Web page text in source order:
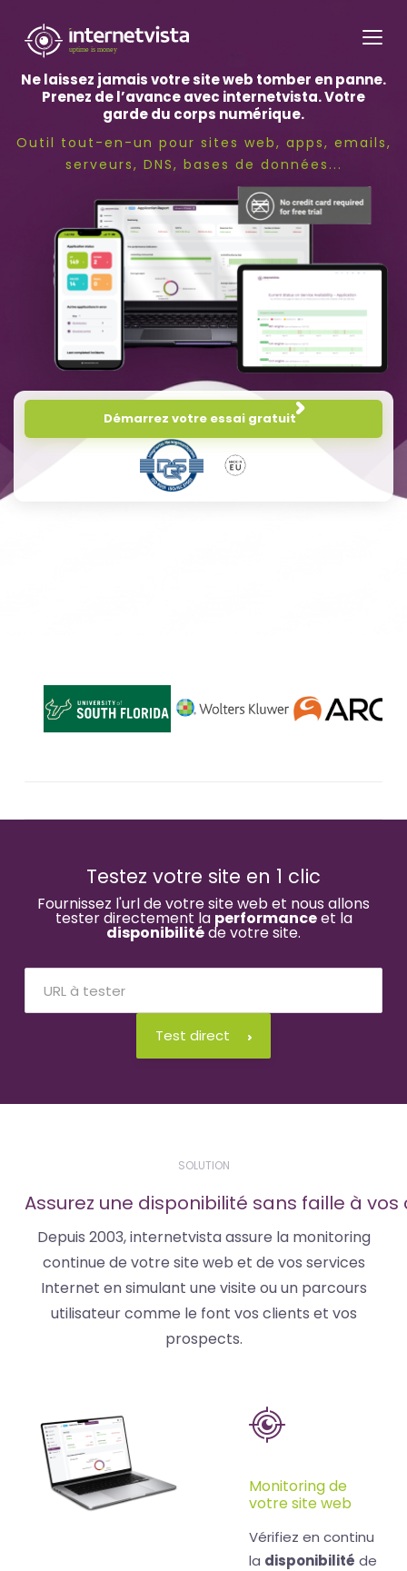
internetvista
monitoring
-
surveillance
de
services
internet-
Uptime
money
Ne laissez jamais votre site web tomber en panne.
Prenez de l’avance avec internetvista. Votre
garde du corps numérique.
Outil tout-en-un pour sites web, apps, emails,
serveurs, DNS, bases de données...
Démarrez votre essai gratuit
Testez votre site en 1 clic
Fournissez l'url de votre site web et nous allons
tester directement la performanceet la
disponibilitéde votre site.
Test direct
SOLUTION
Assurez une disponibilité sans faille à vos
Depuis 2003, internetvista assure la monitoring
continue de votre site web et de vos services
Internet en simulant une visite ou un parcours
utilisateur comme le font vos clients et vos
prospects.
Monitoring de
votre site web
Vérifiez en continu
la disponibilité de